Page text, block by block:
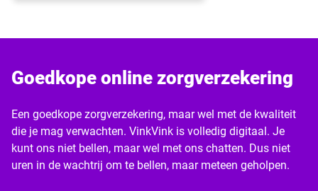
Goedkope online zorgverzekering
Een goedkope zorgverzekering, maar wel met de kwaliteit
die je mag verwachten. VinkVink is volledig digitaal. Je
kunt ons niet bellen, maar wel met ons chatten. Dus niet
uren in de wachtrij om te bellen, maar meteen geholpen.